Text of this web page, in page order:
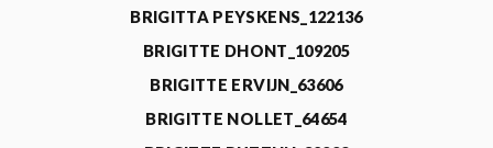
BRIGITTA PEYSKENS_122136
BRIGITTE DHONT_109205
BRIGITTE ERVIJN_63606
BRIGITTE NOLLET_64654